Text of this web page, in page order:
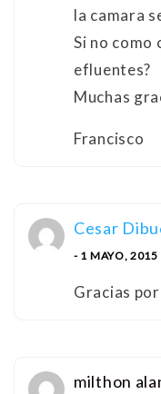
la camara
Si no como
efluentes?
Muchas
Francisco
Cesar
- 1 MAYO, 2015
Gracias
milthon